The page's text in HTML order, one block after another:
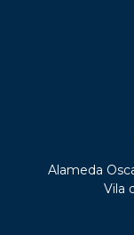
Alameda
Vila